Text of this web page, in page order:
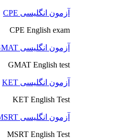
آزمون انگلیسی CPE
CPE English exam
آزمون انگلیسی GMAT
GMAT English test
آزمون انگلیسی KET
KET English Test
آزمون انگلیسی MSRT
MSRT English Test